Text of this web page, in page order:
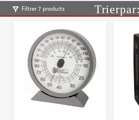
Filtrer 7 produits